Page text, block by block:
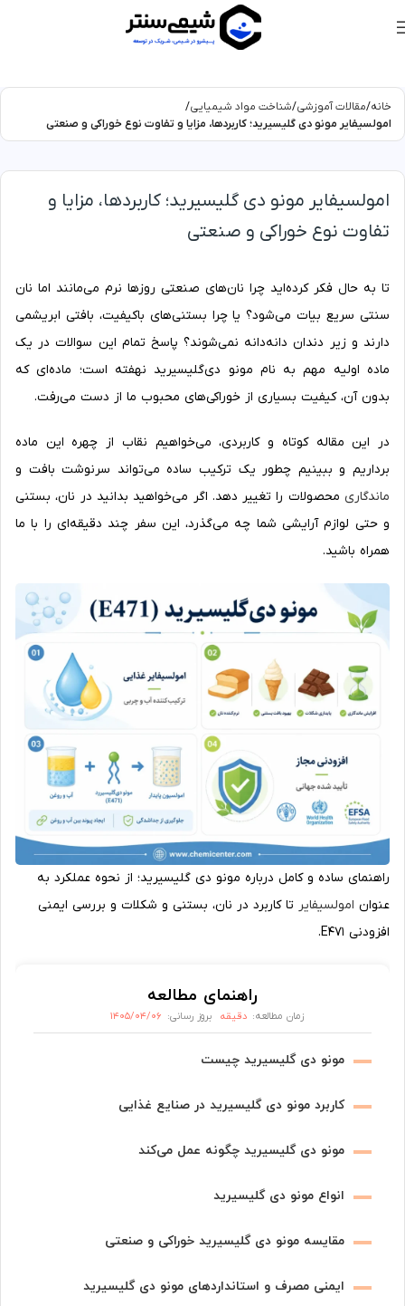
خانه مقالات آموزشی شناخت مواد شیمیایی
امولسیفایر مونو دی گلیسیرید؛ کاربردها، مزایا و تفاوت نوع خوراکی و صنعتی
امولسیفایر مونو دی گلیسیرید؛ کاربردها، مزایا و
تفاوت نوع خوراکی و صنعتی
تا به حال فکر کرده‌اید چرا نان‌های صنعتی روزها نرم می‌مانند اما نان
سنتی سریع بیات می‌شود؟ یا چرا بستنی‌های باکیفیت، بافتی ابریشمی
دارند و زیر دندان دانه‌دانه نمی‌شوند؟ پاسخ تمام این سوالات در یک
ماده اولیه مهم به نام مونو دی‌گلیسیرید نهفته است؛ ماده‌ای که
بدون آن، کیفیت بسیاری از خوراکی‌های محبوب ما از دست می‌رفت.
در این مقاله کوتاه و کاربردی، می‌خواهیم نقاب از چهره این ماده
برداریم و ببینیم چطور یک ترکیب ساده می‌تواند سرنوشت بافت و
ماندگاری محصولات را تغییر دهد. اگر می‌خواهید بدانید در نان، بستنی
و حتی لوازم آرایشی شما چه می‌گذرد، این سفر چند دقیقه‌ای را با ما
همراه باشید.
راهنمای ساده و کامل درباره مونو دی گلیسیرید؛ از نحوه عملکرد به
عنوان امولسیفایر تا کاربرد در نان، بستنی و شکلات و بررسی ایمنی
افزودنی E471.
راهنمای مطالعه
زمان مطالعه: دقیقه بروز رسانی: ۱۴۰۵/۰۴/۰۶
مونو دی گلیسیرید چیست
کاربرد مونو دی گلیسیرید در صنایع غذایی
مونو دی گلیسیرید چگونه عمل می‌کند
انواع مونو دی گلیسیرید
مقایسه مونو دی گلیسیرید خوراکی و صنعتی
ایمنی مصرف و استانداردهای مونو دی گلیسیرید